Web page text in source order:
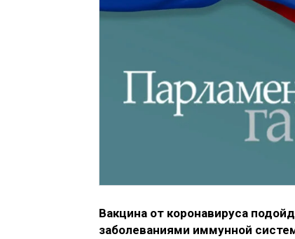
Вакцина от коронавируса
заболеваниями иммунной